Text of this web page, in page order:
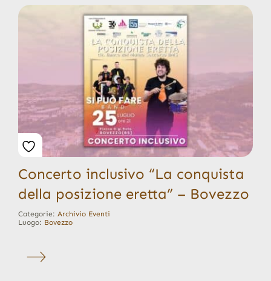
Concerto inclusivo “La conquista
della posizione eretta” – Bovezzo
Categorie: Archivio Eventi
Luogo: Bovezzo